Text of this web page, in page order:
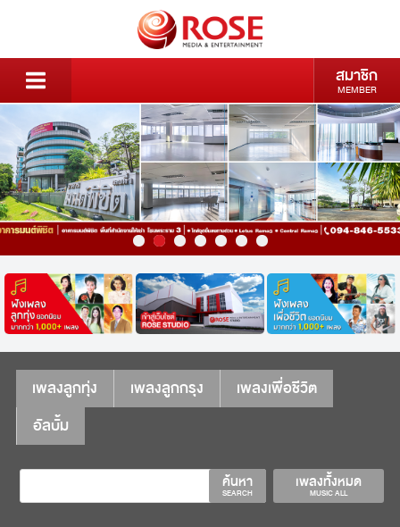
สมาชิก
MEMBER
เพลงลูกทุ่ง เพลงลูกกรุง
เพลงเพื่อชีวิต
อัลบั้ม
เพลงทั้งหมด
MUSIC ALL
ค้นหา
SEARCH